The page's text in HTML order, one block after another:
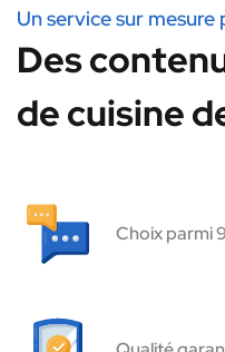
Un service sur mesure
Des
de cuisine
Choix parmi